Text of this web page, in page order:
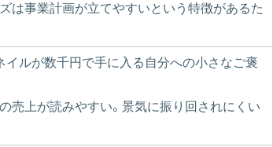
は事業計画が立てやすいという特徴があるた
イルが数千円で手に入る自分への小さなご褒
売上が読みやすい。景気に振り回されにくい